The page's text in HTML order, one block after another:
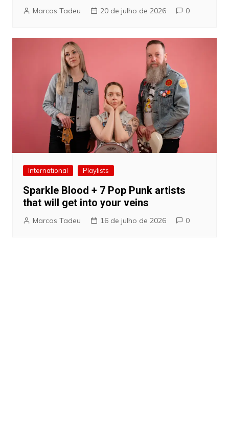
Marcos Tadeu 20 de julho de 2026 0
International Playlists
Sparkle Blood + 7 Pop Punk artists
that will get into your veins
Marcos Tadeu 16 de julho de 2026 0